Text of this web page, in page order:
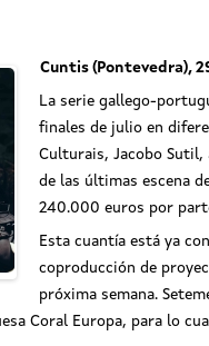
Cuntis (Pontevedra),
La serie gallego-
finales de julio en
Culturais, Jacobo Sutil,
de las últimas escena
240.000 euros por
Esta cuantía está ya
coproducción de
próxima semana.
Coral Europa, para lo